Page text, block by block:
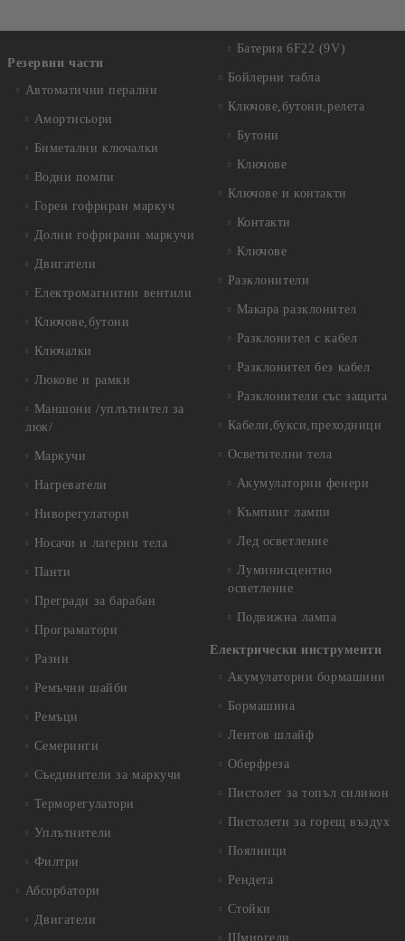
Резервни части
Автоматични перални
Амортисьори
Биметални ключалки
Водни помпи
Горен гофриран маркуч
Долни гофрирани маркучи
Двигатели
Електромагнитни вентили
Ключове,бутони
Ключалки
Люкове и рамки
Маншони /уплътнител за
люк/
Маркучи
Нагреватели
Ниворегулатори
Носачи и лагерни тела
Панти
Прегради за барабан
Програматори
Разни
Ремъчни шайби
Ремъци
Семеринги
Съединители за маркучи
Терморегулатори
Уплътнители
Филтри
Абсорбатори
Двигатели
Батерия 6F22 (9V)
Бойлерни табла
Ключове,бутони,релета
Бутони
Ключове
Ключове и контакти
Контакти
Ключове
Разклонители
Макара разклонител
Разклонител с кабел
Разклонител без кабел
Разклонители със защита
Кабели,букси,преходници
Осветителни тела
Акумулаторни фенери
Къмпинг лампи
Лед осветление
Луминисцентно
осветление
Подвижна лампа
Електрически инструменти
Акумулаторни бормашини
Бормашина
Лентов шлайф
Оберфреза
Пистолет за топъл силикон
Пистолети за горещ въздух
Поялници
Рендета
Стойки
Шмиргели